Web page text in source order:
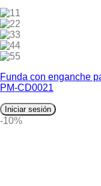
1
2
3
4
5
Funda con enganche
PM-CD0021
Iniciar sesión
-10%